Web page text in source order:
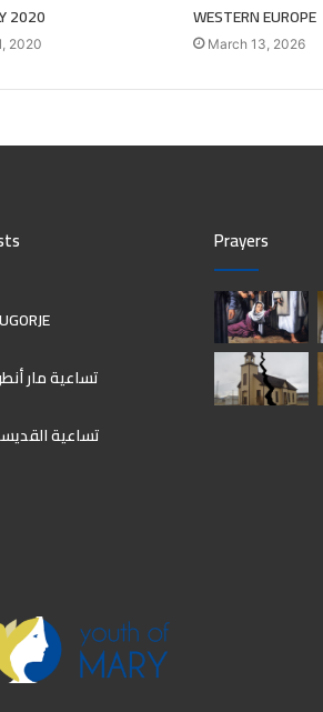
2020
2020
WESTERN EUROPE
March 13, 2026
تساعية مار
تساعية
Prayers